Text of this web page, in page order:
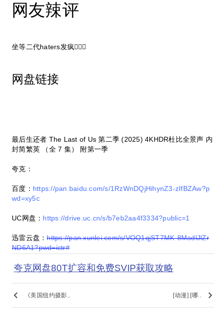
网友辣评
坐等二代haters发疯🏌🏼‍♀️
网盘链接
最后生还者 The Last of Us 第二季 (2025) 4KHDR杜比全景声 内
封简繁英 （全 7 集） 附第一季
夸克：
百度： https://pan.baidu.com/s/1RzWnDQjHihynZ3-zIfBZAw?p
wd=xy5c
UC网盘： https://drive.uc.cn/s/b7eb2aa4f3334?public=1
迅雷云盘：https://pan.xunlei.com/s/VOQ1qjST7MK-8MadlJlZr
ND6A1?pwd=ictr#
夸克网盘80T扩容和免费SVIP获取攻略
keyboard_arrow_left 《美国纽约摄影.. [动漫] [哪.. keyboard_arrow_right